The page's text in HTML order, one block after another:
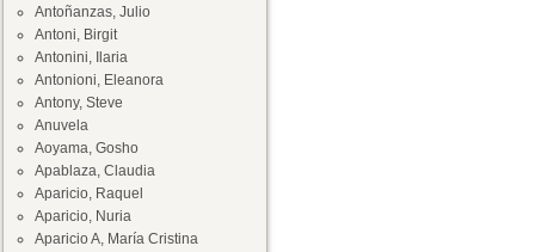
Antoñanzas, Julio
Antoni, Birgit
Antonini, Ilaria
Antonioni, Eleanora
Antony, Steve
Anuvela
Aoyama, Gosho
Apablaza, Claudia
Aparicio, Raquel
Aparicio, Nuria
Aparicio A, María Cristina